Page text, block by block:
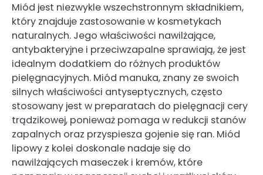
Miód jest niezwykle wszechstronnym składnikiem,
który znajduje zastosowanie w kosmetykach
naturalnych. Jego właściwości nawilżające,
antybakteryjne i przeciwzapalne sprawiają, że jest
idealnym dodatkiem do różnych produktów
pielęgnacyjnych. Miód manuka, znany ze swoich
silnych właściwości antyseptycznych, często
stosowany jest w preparatach do pielęgnacji cery
trądzikowej, ponieważ pomaga w redukcji stanów
zapalnych oraz przyspiesza gojenie się ran. Miód
lipowy z kolei doskonale nadaje się do
nawilżających maseczek i kremów, które